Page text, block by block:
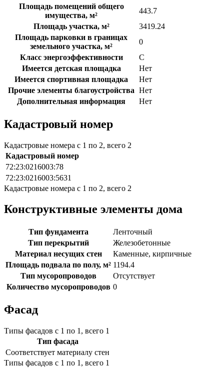
Площадь помещений общего
имущества, м²
443.7
Площадь участка, м²
3419.24
Площадь парковки в границах
земельного участка, м²
0
Класс энергоэффективности
C
Имеется детская площадка
Нет
Имеется спортивная площадка
Нет
Прочие элементы благоустройства Нет
Дополнительная информация
Нет
Кадастровый номер
Кадастровые номера с 1 по 2, всего 2
Кадастровый номер
72:23:0216003:78
72:23:0216003:5631
Кадастровые номера с 1 по 2, всего 2
Конструктивные элементы дома
Тип фундамента
Ленточный
Тип перекрытий
Железобетонные
Материал несущих стен
Каменные, кирпичные
Площадь подвала по полу, м² 1194.4
Тип мусоропроводов
Отсутствует
Количество мусоропроводов 0
Фасад
Типы фасадов с 1 по 1, всего 1
Тип фасада
Соответствует материалу стен
Типы фасадов с 1 по 1, всего 1